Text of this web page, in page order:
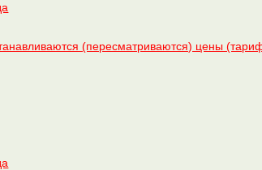
(пересматриваются) цены